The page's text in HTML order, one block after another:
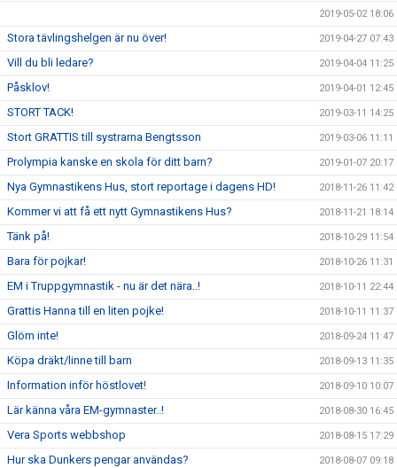
2019-05-02 18:06
Stora tävlingshelgen är nu över! 2019-04-27 07:43
Vill du bli ledare? 2019-04-04 11:25
Påsklov! 2019-04-01 12:45
STORT TACK! 2019-03-11 14:25
Stort GRATTIS till systrarna Bengtsson 2019-03-06 11:11
Prolympia kanske en skola för ditt barn? 2019-01-07 20:17
Nya Gymnastikens Hus, stort reportage i dagens HD! 2018-11-26 11:42
Kommer vi att få ett nytt Gymnastikens Hus? 2018-11-21 18:14
Tänk på! 2018-10-29 11:54
Bara för pojkar! 2018-10-26 11:31
EM i Truppgymnastik - nu är det nära..! 2018-10-11 22:44
Grattis Hanna till en liten pojke! 2018-10-11 11:37
Glöm inte! 2018-09-24 11:47
Köpa dräkt/linne till barn 2018-09-13 11:35
Information inför höstlovet! 2018-09-10 10:07
Lär känna våra EM-gymnaster..! 2018-08-30 16:45
Vera Sports webbshop 2018-08-15 17:29
Hur ska Dunkers pengar användas? 2018-08-07 09:18